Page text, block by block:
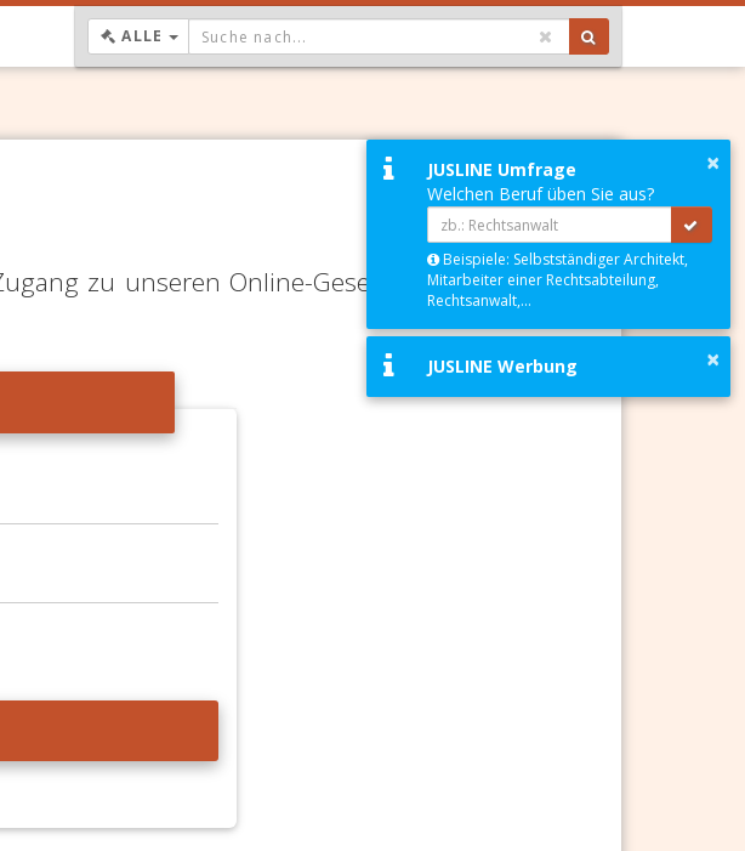
ALLE DROPDOWN: GEWÄHLTER WERT IST ALLE
zu unseren Online-Gesetze-Services und
×
JUSLINE Umfrage
Welchen Beruf üben Sie aus?
Beispiele: Selbstständiger Architekt,
Mitarbeiter einer Rechtsabteilung,
Rechtsanwalt,...
×
JUSLINE Werbung